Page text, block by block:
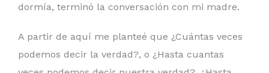
dormía, terminó la conversación con mi madre.
A partir de aquí me planteé que ¿Cuántas veces
podemos decir la verdad?, o ¿Hasta cuantas